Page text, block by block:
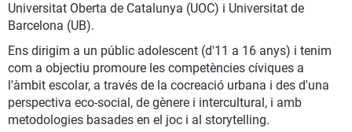
Universitat Oberta de Catalunya (UOC) i Universitat de
Barcelona (UB).
Ens dirigim a un públic adolescent (d'11 a 16 anys) i tenim
com a objectiu promoure les competències cíviques a
l'àmbit escolar, a través de la cocreació urbana i des d'una
perspectiva eco-social, de gènere i intercultural, i amb
metodologies basades en el joc i al storytelling.